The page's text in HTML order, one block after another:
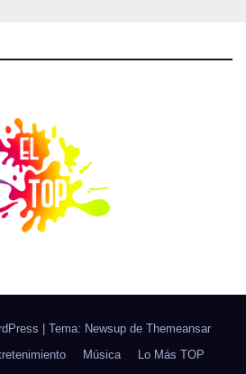
Tema: Newsup de Themeansar
Música Lo Más TOP